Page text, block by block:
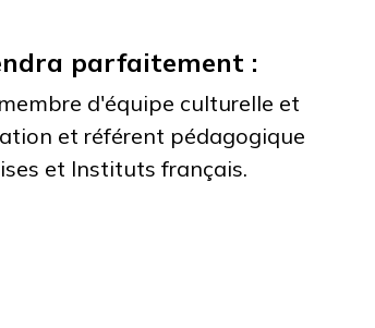
parfaitement :
d'équipe culturelle et
et référent pédagogique
et Instituts français.